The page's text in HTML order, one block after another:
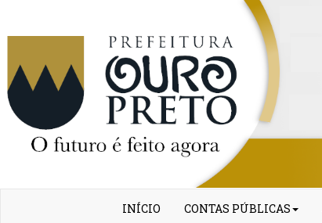
INÍCIO CONTAS PÚBLICAS